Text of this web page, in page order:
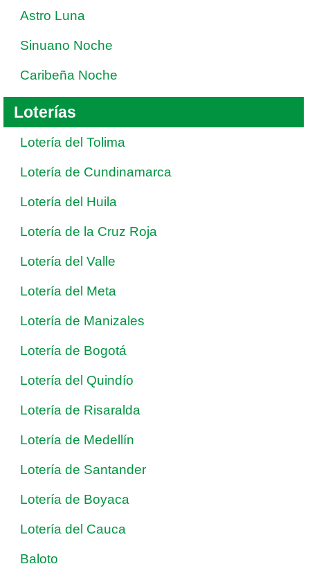
Astro Luna
Sinuano Noche
Caribeña Noche
Loterías
Lotería del Tolima
Lotería de Cundinamarca
Lotería del Huila
Lotería de la Cruz Roja
Lotería del Valle
Lotería del Meta
Lotería de Manizales
Lotería de Bogotá
Lotería del Quindío
Lotería de Risaralda
Lotería de Medellín
Lotería de Santander
Lotería de Boyaca
Lotería del Cauca
Baloto